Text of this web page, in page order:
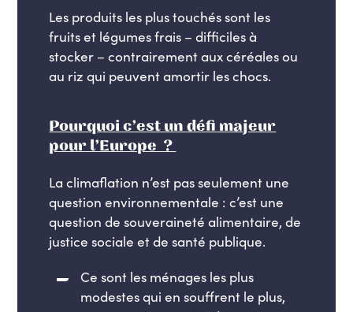
Les produits les plus touchés sont les
fruits et légumes frais – difficiles à
stocker – contrairement aux céréales ou
au riz qui peuvent amortir les chocs.
Pourquoi c’est un défi majeur
pour l’Europe ?
La climaflation n’est pas seulement une
question environnementale : c’est une
question de souveraineté alimentaire, de
justice sociale et de santé publique.
Ce sont les ménages les plus
modestes qui en souffrent le plus,